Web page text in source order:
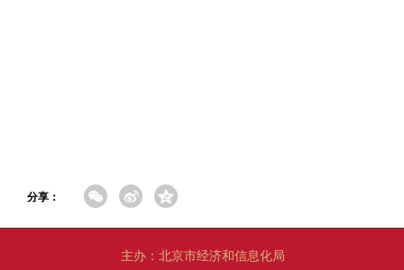
分享：
主办：北京市经济和信息化局